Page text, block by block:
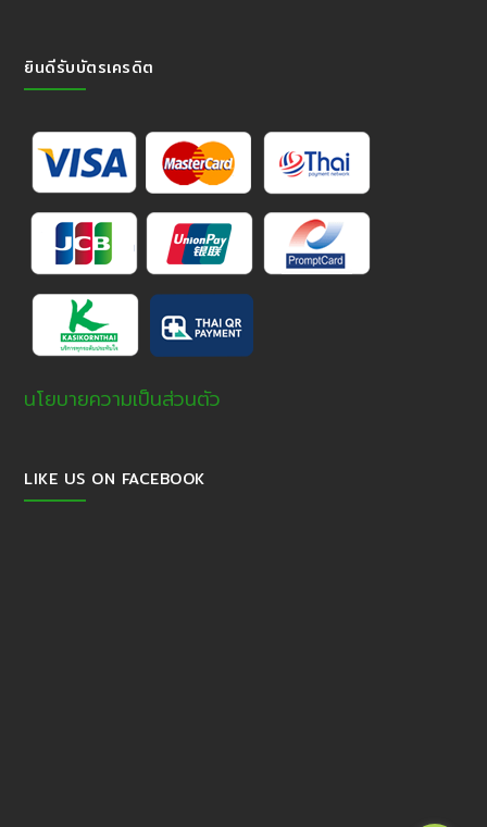
ยินดีรับบัตรเครดิต
นโยบายความเป็นส่วนตัว
LIKE US ON FACEBOOK